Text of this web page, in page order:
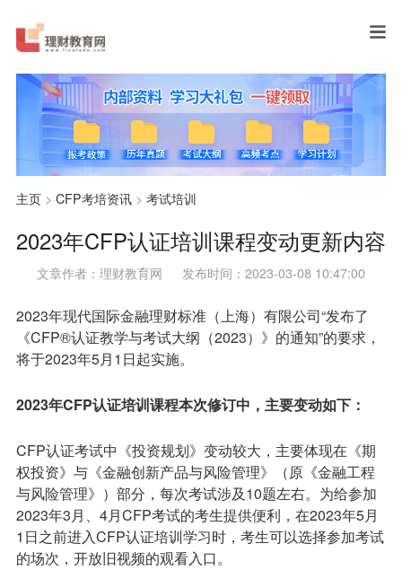
主页> CFP考培资讯> 考试培训
2023年CFP认证培训课程变动更新内容
文章作者：理财教育网 发布时间：2023-03-08 10:47:00
2023年现代国际金融理财标准（上海）有限公司“发布了
《CFP®认证教学与考试大纲（2023）》的通知”的要求，
将于2023年5月1日起实施。
2023年CFP认证培训课程本次修订中，主要变动如下：
CFP认证考试中《投资规划》变动较大，主要体现在《期
权投资》与《金融创新产品与风险管理》（原《金融工程
与风险管理》）部分，每次考试涉及10题左右。为给参加
2023年3月、4月CFP考试的考生提供便利，在2023年5月
1日之前进入CFP认证培训学习时，考生可以选择参加考试
的场次，开放旧视频的观看入口。